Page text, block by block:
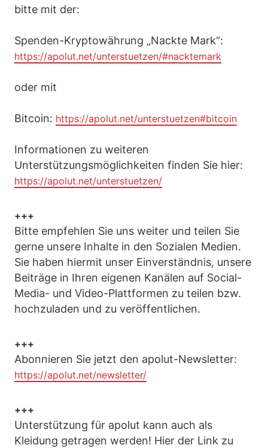
bitte mit der:
Spenden-Kryptowährung „Nackte Mark“:
https://apolut.net/unterstuetzen/#nacktemark
oder mit
Bitcoin: https://apolut.net/unterstuetzen#bitcoin
Informationen zu weiteren
Unterstützungsmöglichkeiten finden Sie hier:
https://apolut.net/unterstuetzen/
+++
Bitte empfehlen Sie uns weiter und teilen Sie
gerne unsere Inhalte in den Sozialen Medien.
Sie haben hiermit unser Einverständnis, unsere
Beiträge in Ihren eigenen Kanälen auf Social-
Media- und Video-Plattformen zu teilen bzw.
hochzuladen und zu veröffentlichen.
+++
Abonnieren Sie jetzt den apolut-Newsletter:
https://apolut.net/newsletter/
+++
Unterstützung für apolut kann auch als
Kleidung getragen werden! Hier der Link zu